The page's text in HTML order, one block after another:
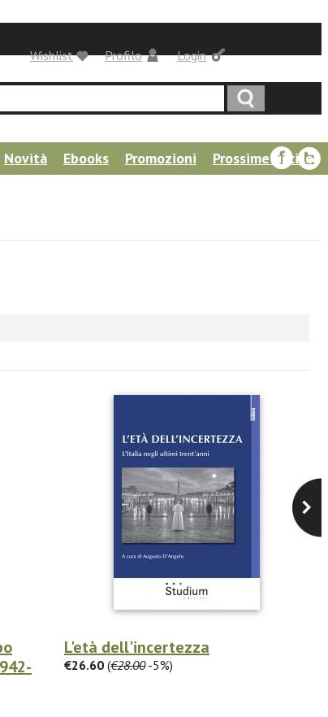
Login
Profilo
Wishlist
Novità Ebooks Promozioni
Prossime uscite
L'età dell'incertezza
€26.60 (€28.00-5%)